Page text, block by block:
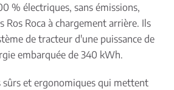
% électriques, sans émissions,
Ros Roca à chargement arrière. Ils
de tracteur d'une puissance de
embarquée de 340 kWh.
sûrs et ergonomiques qui mettent